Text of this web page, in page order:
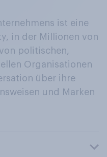
ist eine
in der Millionen von
politischen,
Organisationen
über ihre
und Marken